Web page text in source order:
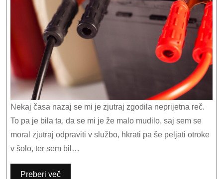
Nekaj časa nazaj se mi je zjutraj zgodila neprijetna reč.
To pa je bila ta, da se mi je že malo mudilo, saj sem se
moral zjutraj odpraviti v službo, hkrati pa še peljati otroke
v šolo, ter sem bil…
Preberi več